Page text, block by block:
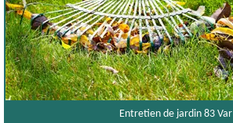
Entretien de jardin 83 Var